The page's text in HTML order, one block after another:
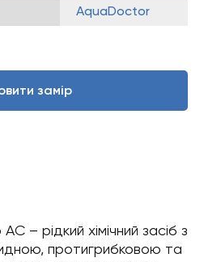
AquaDoctor
замір
– рідкий хімічний засіб з
протигрибковою та